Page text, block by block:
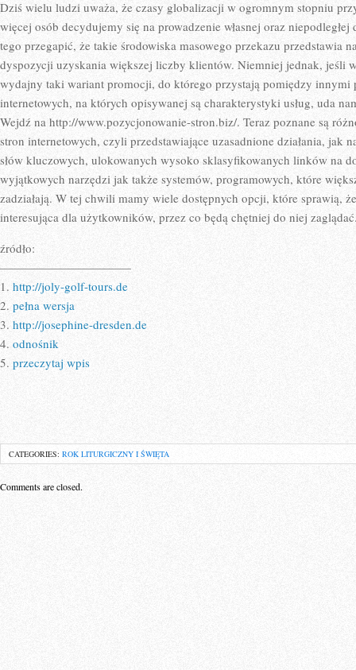
NIE
POWINIEN
BYĆ
TAKI
OKROPNY
ORAZ
POD
KAŻDYM
WZGLĘDEM
Dziś wielu ludzi uważa, że czasy globalizacji w ogromnym stopniu
więcej osób decydujemy się na prowadzenie własnej oraz
tego przegapić, że takie środowiska masowego przekazu przedstawia
dyspozycji uzyskania większej liczby klientów. Niemniej jednak, jeśli
wydajny taki wariant promocji, do którego przystają pomiędzy innymi
internetowych, na których opisywanej są charakterystyki usług, uda
Wejdź na http://www.pozycjonowanie-stron.biz/. Teraz poznane są
stron internetowych, czyli przedstawiające uzasadnione działania, jak
słów kluczowych, ulokowanych wysoko sklasyfikowanych linków na
wyjątkowych narzędzi jak także systemów, programowych, które
zadziałają. W tej chwili mamy wiele dostępnych opcji, które sprawią,
interesująca dla użytkowników, przez co będą chętniej do niej
źródło:
———————————
1. http://joly-golf-tours.de
2. pełna wersja
3. http://josephine-dresden.de
4. odnośnik
5. przeczytaj wpis
CATEGORIES: ROK LITURGICZNY I ŚWIĘTA
Comments are closed.